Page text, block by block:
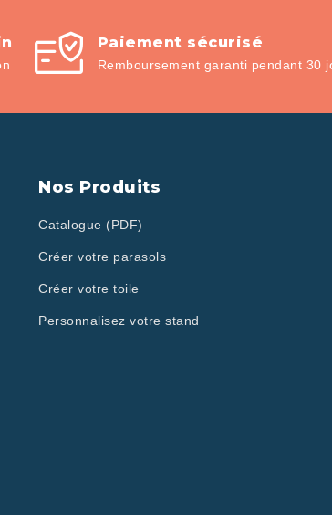
Paiement sécurisé
Remboursement garanti pendant 30
Nos Produits
Catalogue (PDF)
Créer votre parasols
Créer votre toile
Personnalisez votre stand